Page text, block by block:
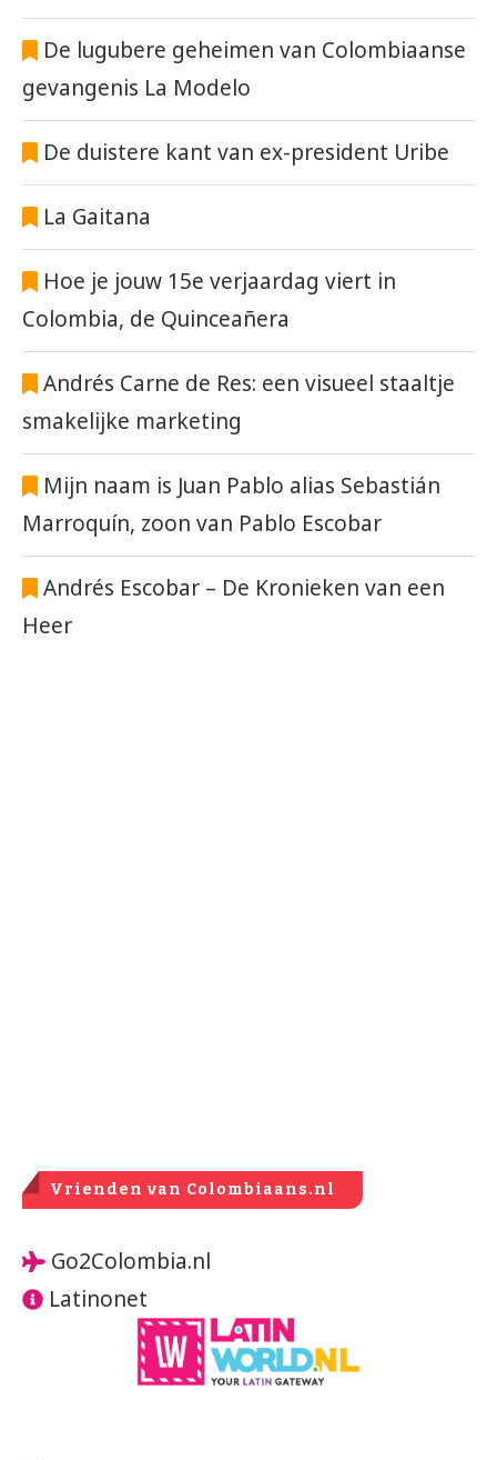
De lugubere geheimen van Colombiaanse
gevangenis La Modelo
De duistere kant van ex-president Uribe
La Gaitana
Hoe je jouw 15e verjaardag viert in
Colombia, de Quinceañera
Andrés Carne de Res: een visueel staaltje
smakelijke marketing
Mijn naam is Juan Pablo alias Sebastián
Marroquín, zoon van Pablo Escobar
Andrés Escobar – De Kronieken van een
Heer
Vrienden van Colombiaans.nl
Go2Colombia.nl
Latinonet